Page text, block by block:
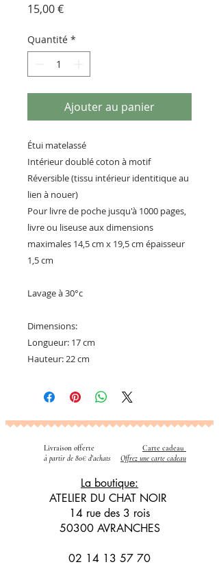
15,00 €Prix
Quantité *
Ajouter au panier
Étui matelassé
Intérieur doublé coton à motif
Réversible (tissu intérieur identitique au
lien à nouer)
Pour livre de poche jusqu'à 1000 pages,
livre ou liseuse aux dimensions
maximales 14,5 cm x 19,5 cm épaisseur
1,5 cm
Lavage à 30°c
Dimensions:
Longueur: 17 cm
Hauteur: 22 cm
Livraison offerte
à partir de 80€ d'achats
Carte cadeau
Offrez une carte cadeau
La boutique:
ATELIER DU CHAT NOIR
14 rue des 3 rois
50300 AVRANCHES
02 14 13 57 70